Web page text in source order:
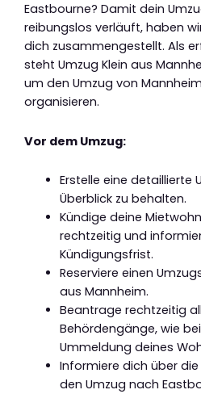
Eastbourne? Damit dein
reibungslos verläuft, haben
dich zusammengestellt. Als
steht Umzug Klein aus
um den Umzug von
organisieren.
Vor dem Umzug:
Erstelle eine detaillierte
Überblick zu behalten.
Kündige deine
rechtzeitig und
Kündigungsfrist.
Reserviere einen
aus Mannheim.
Beantrage rechtzeitig
Behördengänge, wie
Ummeldung deines
Informiere dich über
den Umzug nach